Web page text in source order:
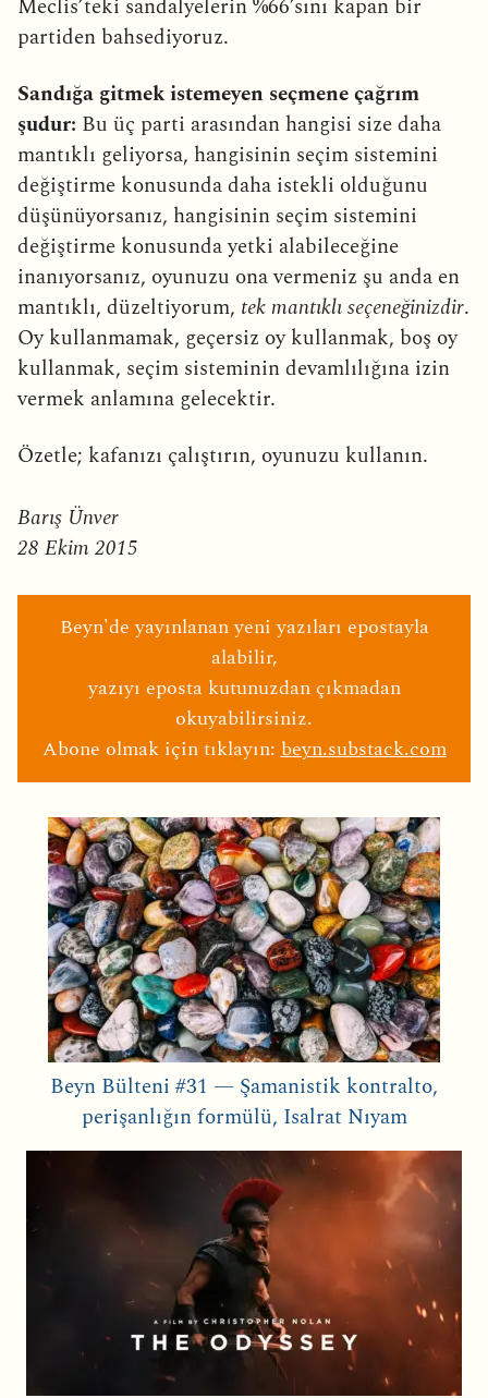
Meclis’teki sandalyelerin %66’sını kapan bir
partiden bahsediyoruz.
Sandığa gitmek istemeyen seçmene çağrım
şudur: Bu üç parti arasından hangisi size daha
mantıklı geliyorsa, hangisinin seçim sistemini
değiştirme konusunda daha istekli olduğunu
düşünüyorsanız, hangisinin seçim sistemini
değiştirme konusunda yetki alabileceğine
inanıyorsanız, oyunuzu ona vermeniz şu anda en
mantıklı, düzeltiyorum, tek mantıklı seçeneğinizdir.
Oy kullanmamak, geçersiz oy kullanmak, boş oy
kullanmak, seçim sisteminin devamlılığına izin
vermek anlamına gelecektir.
Özetle; kafanızı çalıştırın, oyunuzu kullanın.
Barış Ünver
28 Ekim 2015
Beyn'de yayınlanan yeni yazıları epostayla
alabilir,
yazıyı eposta kutunuzdan çıkmadan
okuyabilirsiniz.
Abone olmak için tıklayın:beyn.substack.com
Beyn Bülteni #31 — Şamanistik kontralto,
perişanlığın formülü, Isalrat Nıyam